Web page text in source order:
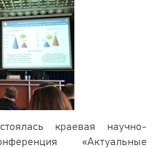
краевая научно-
«Актуальные